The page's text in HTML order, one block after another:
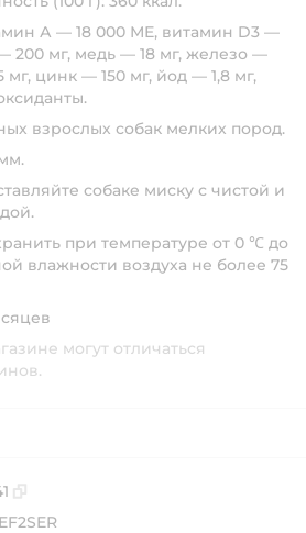
А — 18 000 МЕ, витамин D3 —
200 мг, медь — 18 мг, железо —
мг, цинк — 150 мг, йод — 1,8 мг,
взрослых собак мелких пород.
собаке миску с чистой и
при температуре от 0 ℃ до
влажности воздуха не более 75
могут отличаться